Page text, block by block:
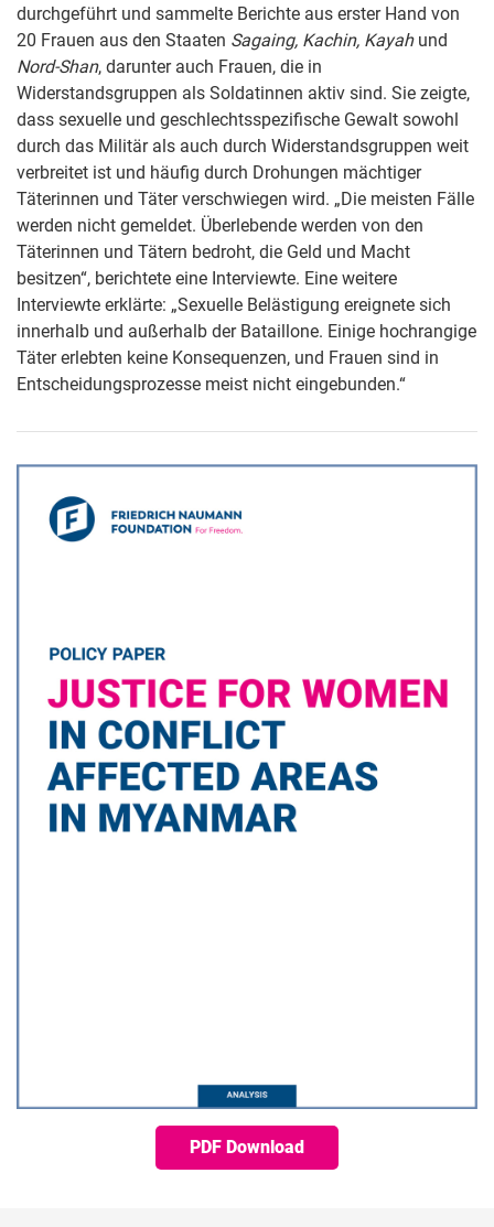
durchgeführt und sammelte Berichte aus erster Hand von
20 Frauen aus den Staaten Sagaing, Kachin, Kayah und
Nord-Shan, darunter auch Frauen, die in
Widerstandsgruppen als Soldatinnen aktiv sind. Sie zeigte,
dass sexuelle und geschlechtsspezifische Gewalt sowohl
durch das Militär als auch durch Widerstandsgruppen weit
verbreitet ist und häufig durch Drohungen mächtiger
Täterinnen und Täter verschwiegen wird. „Die meisten Fälle
werden nicht gemeldet. Überlebende werden von den
Täterinnen und Tätern bedroht, die Geld und Macht
besitzen“, berichtete eine Interviewte. Eine weitere
Interviewte erklärte: „Sexuelle Belästigung ereignete sich
innerhalb und außerhalb der Bataillone. Einige hochrangige
Täter erlebten keine Konsequenzen, und Frauen sind in
Entscheidungsprozesse meist nicht eingebunden.“
PDF Download